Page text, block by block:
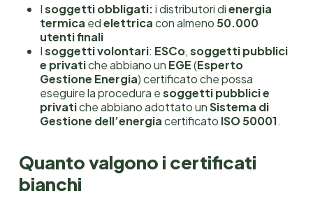
Isoggetti obbligati:i distributori dienergia
termica edelettricacon almeno 50.000
utenti finali
Isoggetti volontari: ESCo,soggetti pubblici
e privatiche abbiano un EGE(Esperto
Gestione Energia) certificato che possa
eseguire la procedura esoggetti pubblici e
privatiche abbiano adottato unSistema di
Gestione dell’energiacertificato ISO 50001.
Quanto valgono i certificati
bianchi